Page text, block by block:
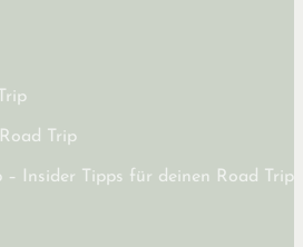
Trip
– Insider Tipps für deinen Road Trip